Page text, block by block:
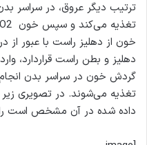
ترتیب دیگر عروق، در سراسر
خون از دهلیز راست با عبور از
دهلیز و بطن راست قراردارد،
گردش خون در سراسر بدن
تغذیه می‌شوند. در تصویری
داده شده در آن مشخص است را